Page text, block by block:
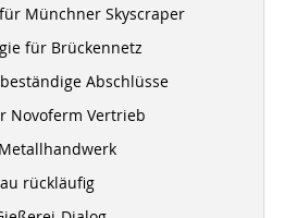
Münchner Skyscraper
für Brückennetz
Abschlüsse
Novoferm Vertrieb
rückläufig